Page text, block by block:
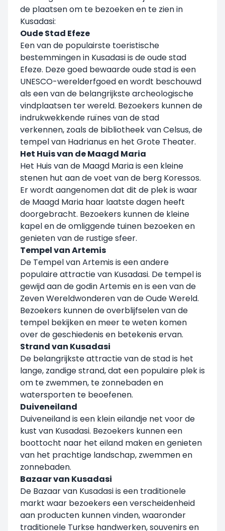
de plaatsen om te bezoeken en te zien in
Kusadasi:
Oude Stad Efeze
Een van de populairste toeristische
bestemmingen in Kusadasi is de oude stad
Efeze. Deze goed bewaarde oude stad is een
UNESCO-werelderfgoed en wordt beschouwd
als een van de belangrijkste archeologische
vindplaatsen ter wereld. Bezoekers kunnen de
indrukwekkende ruïnes van de stad
verkennen, zoals de bibliotheek van Celsus, de
tempel van Hadrianus en het Grote Theater.
Het Huis van de Maagd Maria
Het Huis van de Maagd Maria is een kleine
stenen hut aan de voet van de berg Koressos.
Er wordt aangenomen dat dit de plek is waar
de Maagd Maria haar laatste dagen heeft
doorgebracht. Bezoekers kunnen de kleine
kapel en de omliggende tuinen bezoeken en
genieten van de rustige sfeer.
Tempel van Artemis
De Tempel van Artemis is een andere
populaire attractie van Kusadasi. De tempel is
gewijd aan de godin Artemis en is een van de
Zeven Wereldwonderen van de Oude Wereld.
Bezoekers kunnen de overblijfselen van de
tempel bekijken en meer te weten komen
over de geschiedenis en betekenis ervan.
Strand van Kusadasi
De belangrijkste attractie van de stad is het
lange, zandige strand, dat een populaire plek is
om te zwemmen, te zonnebaden en
watersporten te beoefenen.
Duiveneiland
Duiveneiland is een klein eilandje net voor de
kust van Kusadasi. Bezoekers kunnen een
boottocht naar het eiland maken en genieten
van het prachtige landschap, zwemmen en
zonnebaden.
Bazaar van Kusadasi
De Bazaar van Kusadasi is een traditionele
markt waar bezoekers een verscheidenheid
aan producten kunnen vinden, waaronder
traditionele Turkse handwerken, souvenirs en